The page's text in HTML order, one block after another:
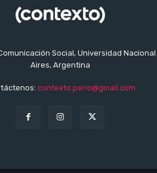
Social, Universidad
Aires, Argentina
contexto.perio@gmail.com